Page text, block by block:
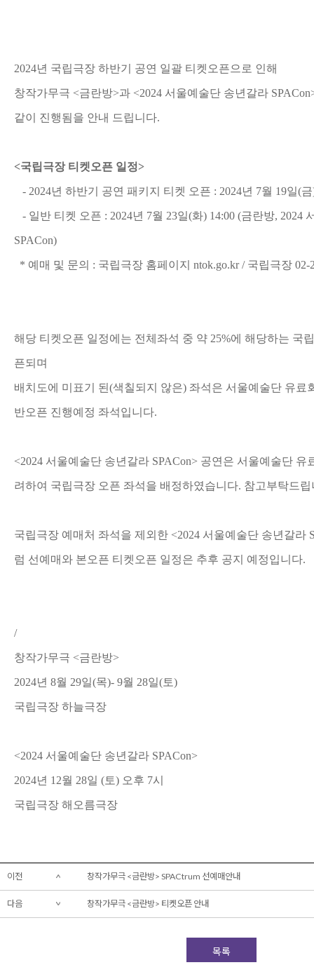
2024년 국립극장 하반기 공연 일괄 티켓오픈으로 인해
창작가무극 <금란방>과 <2024 서울예술단 송년갈라
같이 진행됨을 안내 드립니다.
<국립극장 티켓오픈 일정>
- 2024년 하반기 공연 패키지 티켓 오픈 : 2024년 7월 19일(
- 일반 티켓 오픈 : 2024년 7월 23일(화) 14:00 (금란방, 2024
SPACon)
* 예매 및 문의 : 국립극장 홈페이지 ntok.go.kr / 국립극장 02-
해당 티켓오픈 일정에는 전체좌석 중 약 25%에 해당하는 국
픈되며
배치도에 미표기 된(색칠되지 않은) 좌석은 서울예술단 유료
반오픈 진행예정 좌석입니다.
<2024 서울예술단 송년갈라 SPACon> 공연은 서울예술단 유
려하여 국립극장 오픈 좌석을 배정하였습니다. 참고부탁드립
국립극장 예매처 좌석을 제외한 <2024 서울예술단 송년갈라
럼 선예매와 본오픈 티켓오픈 일정은 추후 공지 예정입니다.
/
창작가무극 <금란방>
2024년 8월 29일(목)- 9월 28일(토)
국립극장 하늘극장
<2024 서울예술단 송년갈라 SPACon>
2024년 12월 28일 (토) 오후 7시
국립극장 해오름극장
이전 창작가무극 <금란방> SPACtrum 선예매안내
다음 창작가무극 <금란방> 티켓오픈 안내
목록